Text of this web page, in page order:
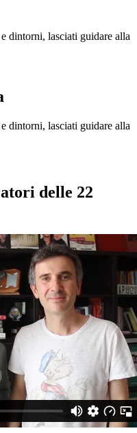
dintorni, lasciati guidare alla
dintorni, lasciati guidare alla
delle 22